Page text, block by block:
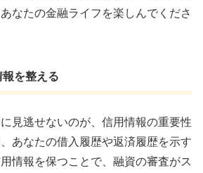
なたの金融ライフを楽しんでくださ
を整える
見逃せないのが、信用情報の重要性
あなたの借入履歴や返済履歴を示す
情報を保つことで、融資の審査がス